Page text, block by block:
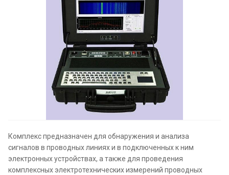
Комплекс предназначен для обнаружения и анализа
сигналов в проводных линиях и в подключенных к ним
электронных устройствах, а также для проведения
комплексных электротехнических измерений проводных